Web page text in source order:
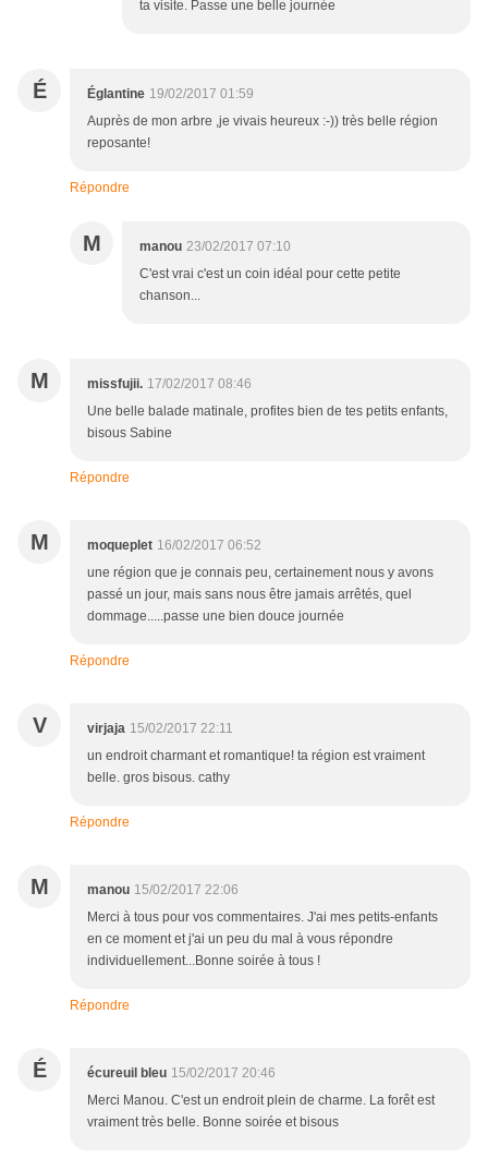
ta visite. Passe une belle journée
É Églantine 19/02/2017 01:59
Auprès de mon arbre ,je vivais heureux :-)) très belle région
reposante!
Répondre
M manou 23/02/2017 07:10
C'est vrai c'est un coin idéal pour cette petite
chanson...
M missfujii. 17/02/2017 08:46
Une belle balade matinale, profites bien de tes petits enfants,
bisous Sabine
Répondre
M moqueplet 16/02/2017 06:52
une région que je connais peu, certainement nous y avons
passé un jour, mais sans nous être jamais arrêtés, quel
dommage.....passe une bien douce journée
Répondre
V virjaja 15/02/2017 22:11
un endroit charmant et romantique! ta région est vraiment
belle. gros bisous. cathy
Répondre
M manou 15/02/2017 22:06
Merci à tous pour vos commentaires. J'ai mes petits-enfants
en ce moment et j'ai un peu du mal à vous répondre
individuellement...Bonne soirée à tous !
Répondre
É écureuil bleu 15/02/2017 20:46
Merci Manou. C'est un endroit plein de charme. La forêt est
vraiment très belle. Bonne soirée et bisous